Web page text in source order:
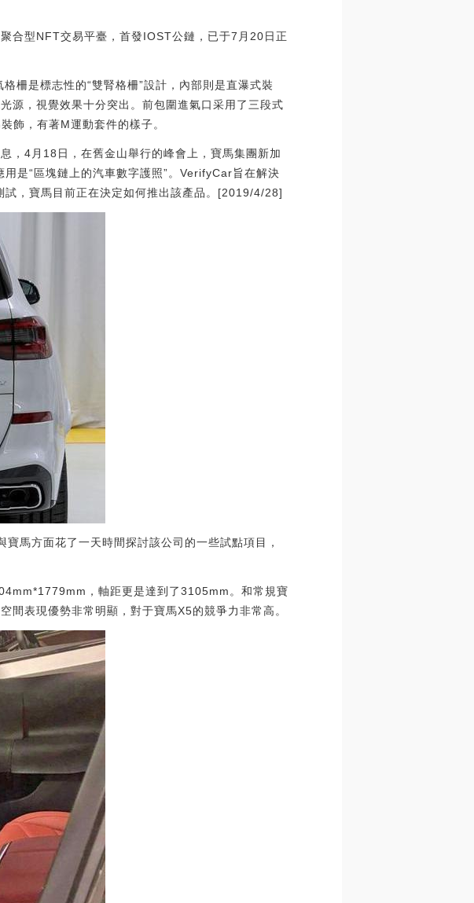
合型NFT交易平臺，首發IOST公鏈，已于7月20日正
柵是標志性的“雙腎格柵”設計，內部則是直瀑式裝
源，視覺效果十分突出。前包圍進氣口采用了三段式
飾，有著M運動套件的樣子。
，4月18日，在舊金山舉行的峰會上，寶馬集團新加
是“區塊鏈上的汽車數字護照”。VerifyCar旨在解決
，寶馬目前正在決定如何推出該產品。[2019/4/28]
馬方面花了一天時間探討該公司的一些試點項目，
，軸距更是達到了3105mm。和常規寶
表現優勢非常明顯，對于寶馬X5的競爭力非常高。